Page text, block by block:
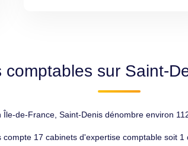
comptables sur Saint-
de-France, Saint-Denis dénombre environ
17 cabinets d'expertise comptable soit